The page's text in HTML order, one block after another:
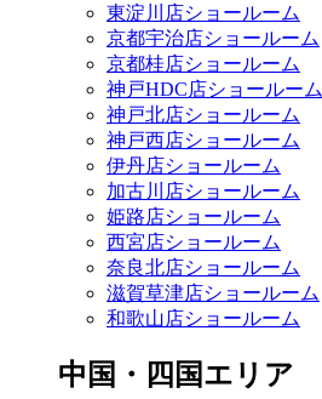
東淀川店ショールーム
京都宇治店ショールーム
京都桂店ショールーム
神戸HDC店ショールーム
神戸北店ショールーム
神戸西店ショールーム
伊丹店ショールーム
加古川店ショールーム
姫路店ショールーム
西宮店ショールーム
奈良北店ショールーム
滋賀草津店ショールーム
和歌山店ショールーム
中国・四国エリア